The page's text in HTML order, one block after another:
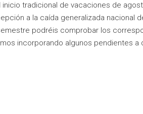
tradicional de vacaciones de
a la caída generalizada nacional
podréis comprobar los
incorporando algunos pendientes a